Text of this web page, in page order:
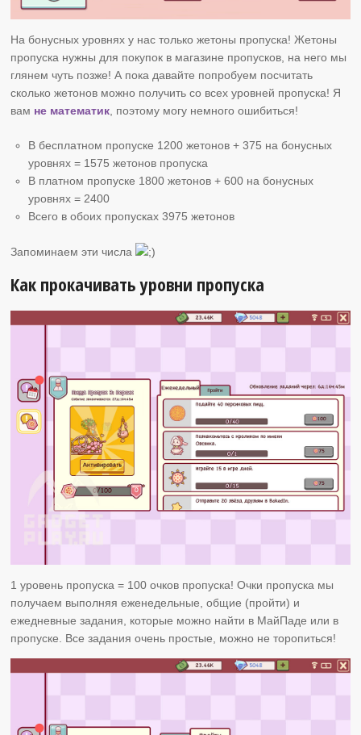
На бонусных уровнях у нас только жетоны пропуска! Жетоны
пропуска нужны для покупок в магазине пропусков, на него мы
глянем чуть позже! А пока давайте попробуем посчитать
сколько жетонов можно получить со всех уровней пропуска! Я
вам не математик , поэтому могу немного ошибиться!
В бесплатном пропуске 1200 жетонов + 375 на бонусных
уровнях = 1575 жетонов пропуска
В платном пропуске 1800 жетонов + 600 на бонусных
уровнях = 2400
Всего в обоих пропусках 3975 жетонов
Запоминаем эти числа
Как прокачивать уровни пропуска
1 уровень пропуска = 100 очков пропуска! Очки пропуска мы
получаем выполняя еженедельные, общие (пройти) и
ежедневные задания, которые можно найти в МайПаде или в
пропуске. Все задания очень простые, можно не торопиться!